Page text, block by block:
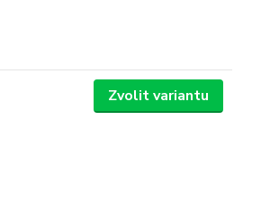
Zvolit variantu